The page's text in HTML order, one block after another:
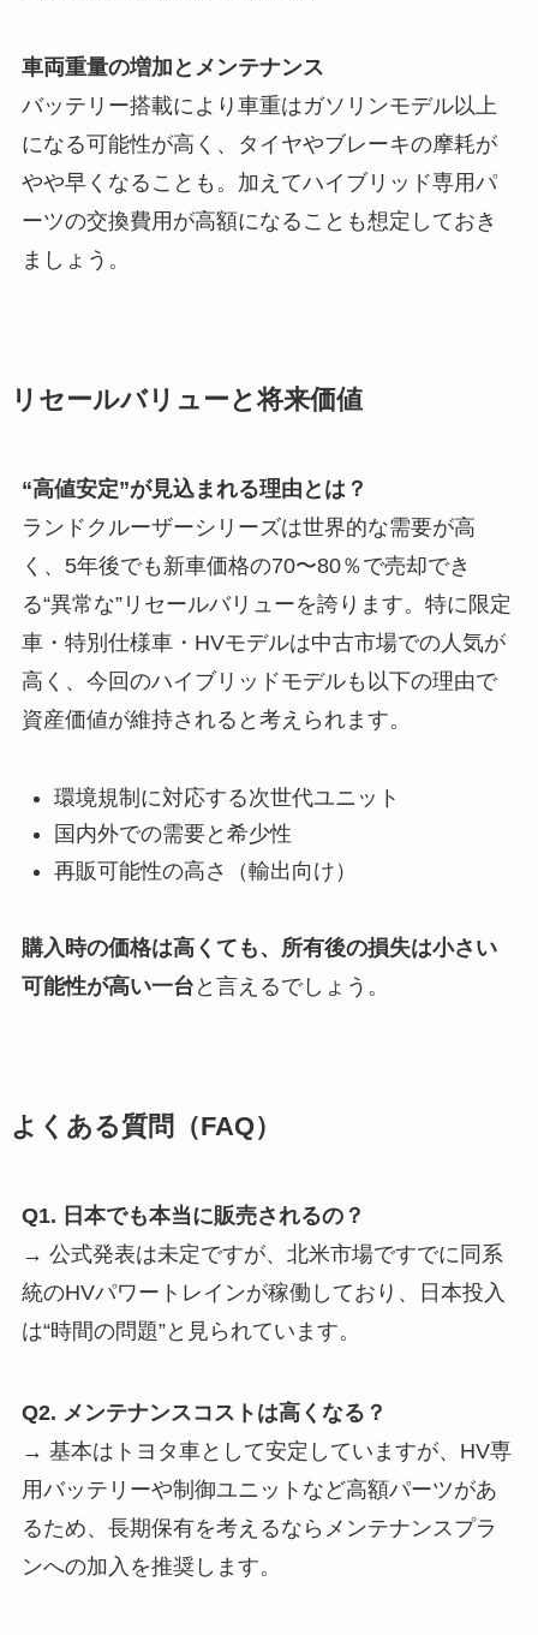
車両重量の増加とメンテナンス
バッテリー搭載により車重はガソリンモデル以上
になる可能性が高く、タイヤやブレーキの摩耗が
やや早くなることも。加えてハイブリッド専用パ
ーツの交換費用が高額になることも想定しておき
ましょう。
リセールバリューと将来価値
“高値安定”が見込まれる理由とは？
ランドクルーザーシリーズは世界的な需要が高
く、5年後でも新車価格の70〜80％で売却でき
る“異常な”リセールバリューを誇ります。特に限定
車・特別仕様車・HVモデルは中古市場での人気が
高く、今回のハイブリッドモデルも以下の理由で
資産価値が維持されると考えられます。
環境規制に対応する次世代ユニット
国内外での需要と希少性
再販可能性の高さ（輸出向け）
購入時の価格は高くても、所有後の損失は小さい
可能性が高い一台 と言えるでしょう。
よくある質問（FAQ）
Q1. 日本でも本当に販売されるの？
→ 公式発表は未定ですが、北米市場ですでに同系
統のHVパワートレインが稼働しており、日本投入
は“時間の問題”と見られています。
Q2. メンテナンスコストは高くなる？
→ 基本はトヨタ車として安定していますが、HV専
用バッテリーや制御ユニットなど高額パーツがあ
るため、長期保有を考えるならメンテナンスプラ
ンへの加入を推奨します。